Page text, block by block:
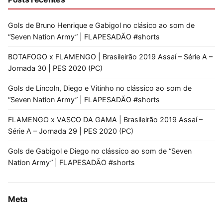
Gols de Bruno Henrique e Gabigol no clásico ao som de
“Seven Nation Army” | FLAPESADÃO #shorts
BOTAFOGO x FLAMENGO | Brasileirão 2019 Assaí – Série A –
Jornada 30 | PES 2020 (PC)
Gols de Lincoln, Diego e Vitinho no clássico ao som de
“Seven Nation Army” | FLAPESADÃO #shorts
FLAMENGO x VASCO DA GAMA | Brasileirão 2019 Assaí –
Série A – Jornada 29 | PES 2020 (PC)
Gols de Gabigol e Diego no clássico ao som de “Seven
Nation Army” | FLAPESADÃO #shorts
Meta